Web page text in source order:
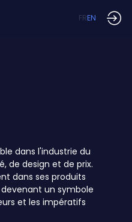
FREN
dans l'industrie du
de design et de prix.
dans ses produits
un symbole
et les impératifs